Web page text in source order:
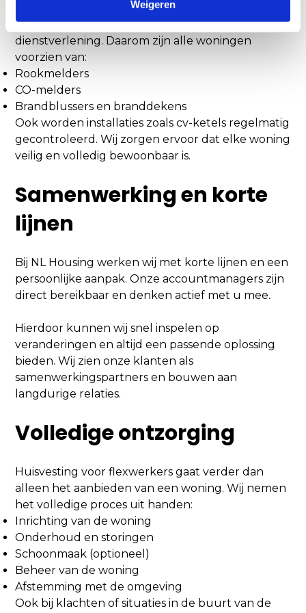
e
Weigeren
Veiligheid is een belangrijk onderdeel van onze
dienstverlening. Daarom zijn alle woningen
voorzien van:
Rookmelders
CO-melders
Brandblussers en branddekens
Ook worden installaties zoals cv-ketels regelmatig
gecontroleerd. Wij zorgen ervoor dat elke woning
veilig en volledig bewoonbaar is.
Samenwerking en korte
lijnen
Bij NL Housing werken wij met korte lijnen en een
persoonlijke aanpak. Onze accountmanagers zijn
direct bereikbaar en denken actief met u mee.
Hierdoor kunnen wij snel inspelen op
veranderingen en altijd een passende oplossing
bieden. Wij zien onze klanten als
samenwerkingspartners en bouwen aan
langdurige relaties.
Volledige ontzorging
Huisvesting voor flexwerkers gaat verder dan
alleen het aanbieden van een woning. Wij nemen
het volledige proces uit handen:
Inrichting van de woning
Onderhoud en storingen
Schoonmaak (optioneel)
Beheer van de woning
Afstemming met de omgeving
Ook bij klachten of situaties in de buurt van de